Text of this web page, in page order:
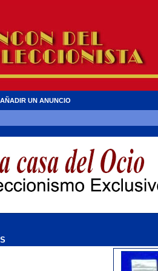
AÑADIR UN ANUNCIO